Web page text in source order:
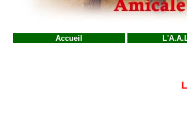
Accueil